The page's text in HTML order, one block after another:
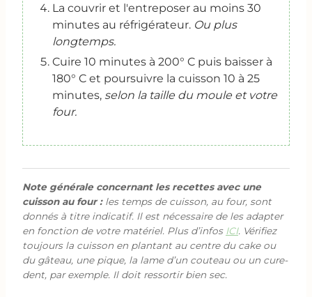
La couvrir et l'entreposer au moins 30
minutes au réfrigérateur. Ou plus
longtemps.
Cuire 10 minutes à 200° C puis baisser à
180° C et poursuivre la cuisson 10 à 25
minutes, selon la taille du moule et votre
four.
Note générale concernant les recettes avec une
cuisson au four :les temps de cuisson, au four, sont
donnés à titre indicatif. Il est nécessaire de les adapter
en fonction de votre matériel. Plus d’infos ICI. Vérifiez
toujours la cuisson en plantant au centre du cake ou
du gâteau, une pique, la lame d’un couteau ou un cure-
dent, par exemple. Il doit ressortir bien sec.